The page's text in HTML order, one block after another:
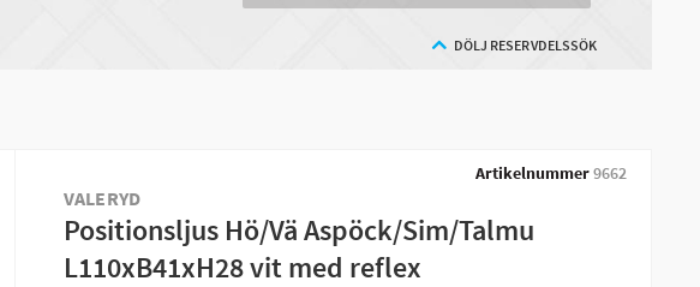
DÖLJ RESERVDELSSÖK
Artikelnummer9662
VALERYD
Positionsljus Hö/Vä Aspöck/Sim/Talmu
L110xB41xH28 vit med reflex